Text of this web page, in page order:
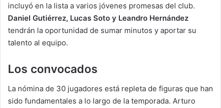
incluyó en la lista a varios jóvenes promesas del club.
Daniel Gutiérrez, Lucas Soto y Leandro Hernández
tendrán la oportunidad de sumar minutos y aportar su
talento al equipo.
Los convocados
La nómina de 30 jugadores está repleta de figuras que han
sido fundamentales a lo largo de la temporada. Arturo